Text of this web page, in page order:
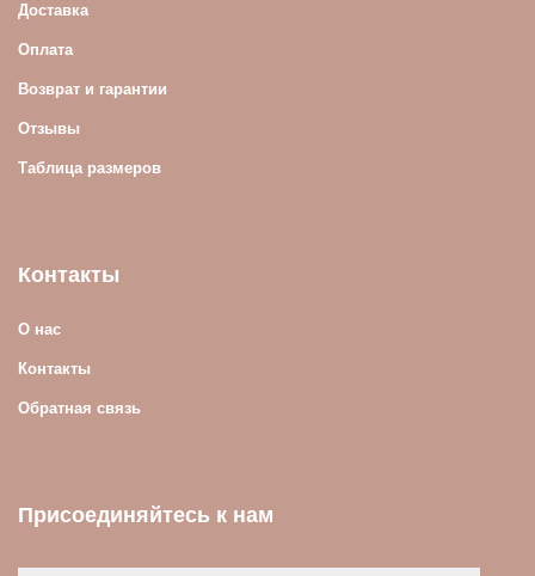
Доставка
Оплата
Возврат и гарантии
Отзывы
Таблица размеров
Контакты
О нас
Контакты
Обратная связь
Присоединяйтесь к нам